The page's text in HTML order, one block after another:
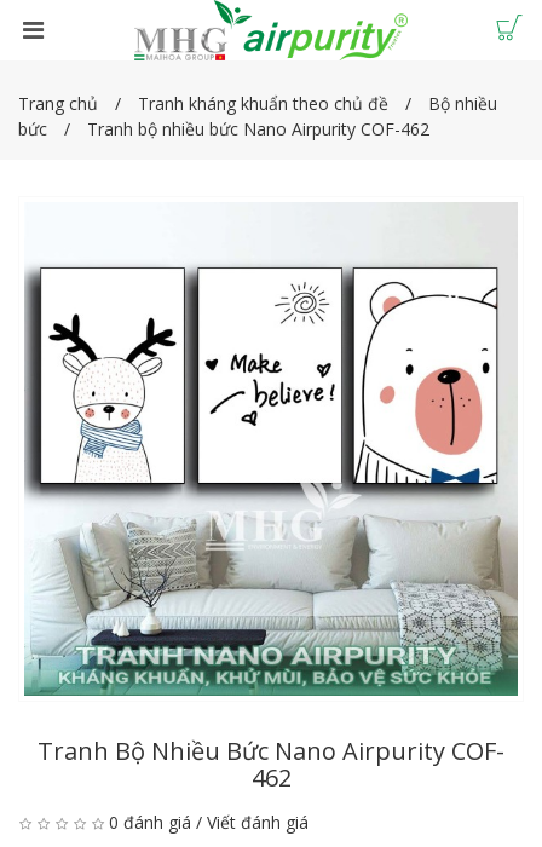
Trang chủ Tranh kháng khuẩn theo chủ đề
Bộ nhiều
bức
Tranh bộ nhiều bức Nano Airpurity COF-462
Tranh Bộ Nhiều Bức Nano Airpurity COF-
462
0 đánh giá / Viết đánh giá